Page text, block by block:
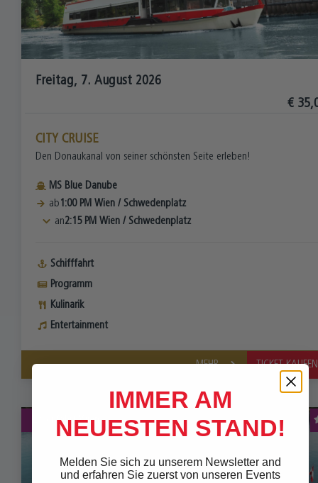
Freitag, 7. August 2026
€
CITY CRUISE
Den Donaukanal von seiner schönsten Seite erleben!
MS Blue Danube
ab1:00 PM Wien / Schwedenplatz
an2:15 PM Wien / Schwedenplatz
Schifffahrt
Programm
Kulinarik
Entertainment
MEHR... TICKET
Linienfahrt Wien
IMMER AM
NEUESTEN STAND!
Melden Sie sich zu unserem Newsletter and
und erfahren Sie zuerst von unseren Events